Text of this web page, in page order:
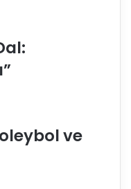
ve